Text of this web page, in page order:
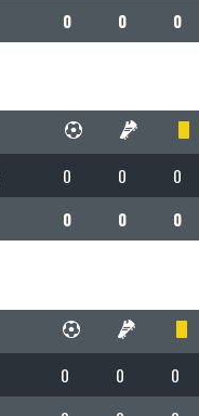
0 0 0
0 0 0
0 0 0
0 0 0